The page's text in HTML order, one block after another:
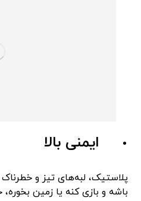
ایمنی بالا
پلاستیک، لبه‌های تیز و خطرناک
باشه و بازی کنه یا زمین